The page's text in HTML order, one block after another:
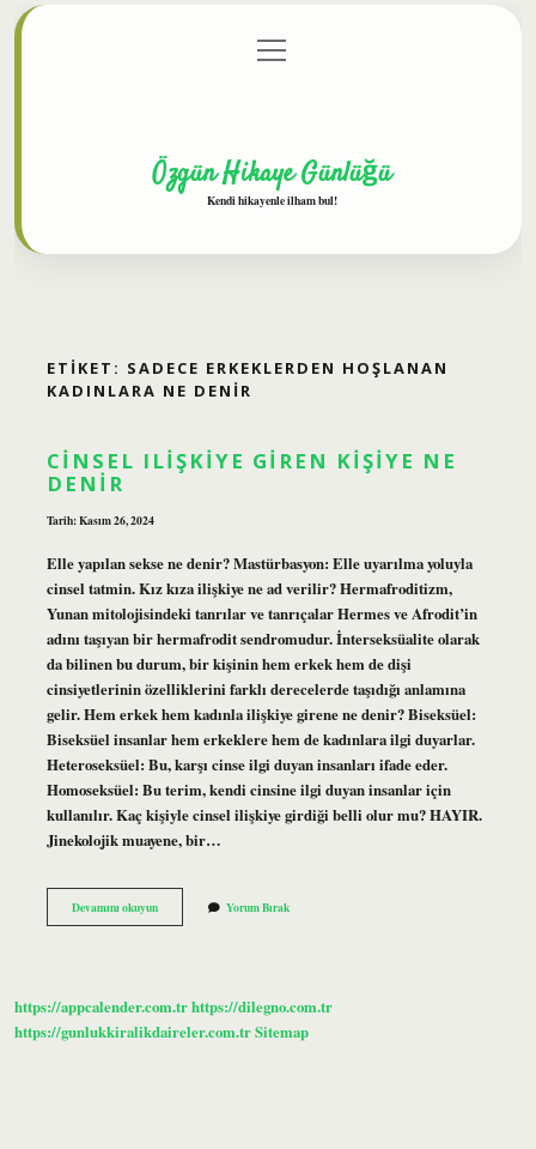
Gizlilik Politikası
menüyü
aç
Özgün Hikaye Günlüğü
Kendi hikayenle ilham bul!
ETIKET: SADECE ERKEKLERDEN HOŞLANAN
KADINLARA NE DENIR
CINSEL ILIŞKIYE GIREN KIŞIYE NE
DENIR
Tarih: Kasım 26, 2024
Elle yapılan sekse ne denir? Mastürbasyon: Elle uyarılma yoluyla
cinsel tatmin. Kız kıza ilişkiye ne ad verilir? Hermafroditizm,
Yunan mitolojisindeki tanrılar ve tanrıçalar Hermes ve Afrodit’in
adını taşıyan bir hermafrodit sendromudur. İnterseksüalite olarak
da bilinen bu durum, bir kişinin hem erkek hem de dişi
cinsiyetlerinin özelliklerini farklı derecelerde taşıdığı anlamına
gelir. Hem erkek hem kadınla ilişkiye girene ne denir? Biseksüel:
Biseksüel insanlar hem erkeklere hem de kadınlara ilgi duyarlar.
Heteroseksüel: Bu, karşı cinse ilgi duyan insanları ifade eder.
Homoseksüel: Bu terim, kendi cinsine ilgi duyan insanlar için
kullanılır. Kaç kişiyle cinsel ilişkiye girdiği belli olur mu? HAYIR.
Jinekolojik muayene, bir…
Devamını okuyunCinsel
Ilişkiye
Yorum Bırak
https://appcalender.com.trhttps://dilegno.com.tr
https://gunlukkiralikdaireler.com.trSitemap